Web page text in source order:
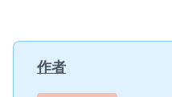
作者